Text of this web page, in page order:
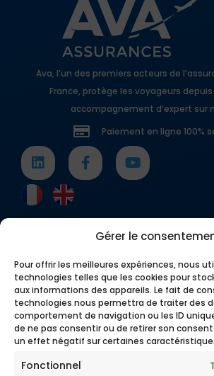
Gérer le
Pour offrir les meilleures expériences, nous
technologies telles que les cookies pour
aux informations des appareils. Le fait de
technologies nous permettra de traiter des
comportement de navigation ou les ID
de ne pas consentir ou de retirer son
un effet négatif sur certaines
Fonctionnel
Ava, l’un des premiers acteurs de
France, protège les voyageurs depuis
accompagnement d’expert sur
Paiement en ligne 100%